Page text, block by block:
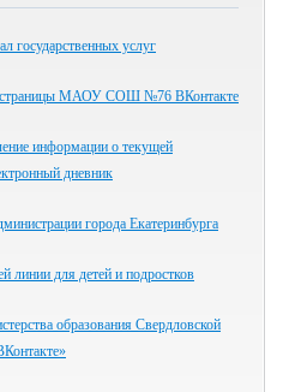
государственных услуг
МАОУ СОШ №76 ВКонтакте
информации о текущей
дневник
города Екатеринбурга
линии для детей и подростков
образования Свердловской